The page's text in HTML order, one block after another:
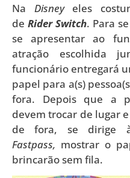
Na Disneyeles
de Rider Switch. Para
se apresentar ao
atração escolhida
funcionário entregará
papel para a(s)
fora. Depois que a
devem trocar de lugar
de fora, se dirige
Fastpass, mostrar o
brincarão sem fila.